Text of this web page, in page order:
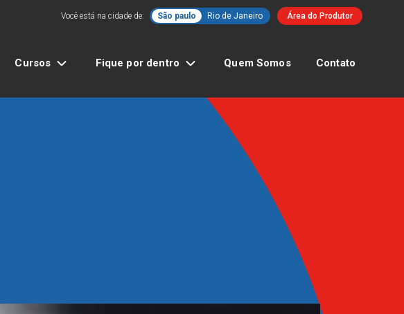
Você está na cidade de: São paulo Rio de Janeiro Área do Produtor
Cursos Fique por dentro Quem Somos Contato